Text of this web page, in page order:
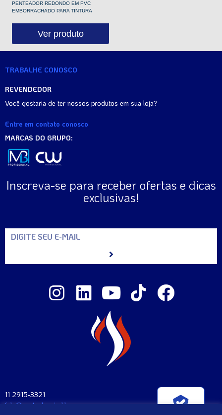
PENTEADOR REDONDO EM PVC
EMBORRACHADO PARA TINTURA
Ver produto
TRABALHE CONOSCO
REVENDEDOR
Você gostaria de ter nossos produtos em sua loja?
Entre em contato conosco
MARCAS DO GRUPO:
Inscreva-se para receber ofertas e dicas
exclusivas!
11 2915-3321
fale@santaclara.ind.br